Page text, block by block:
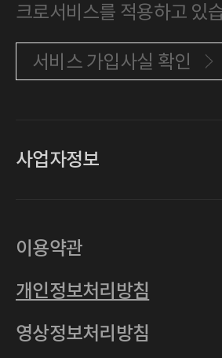
크로서비스를 적용하고 있
서비스 가입사실 확인
사업자정보
사업자등록번호
통신판매업
2011-서울중구
주소 서울특별시 중구 다
이용약관
개인정보처리방침
영상정보처리방침